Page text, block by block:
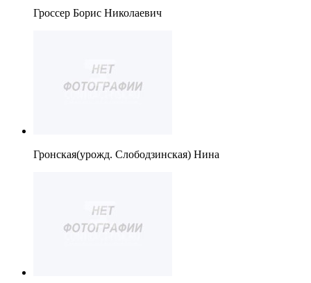
Гроссер Борис Николаевич
Гронская(урожд. Слободзинская) Нина